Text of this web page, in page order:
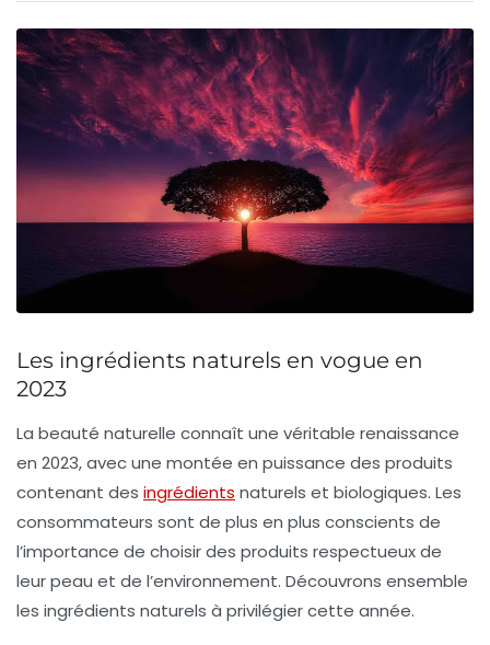
Les ingrédients naturels en vogue en
2023
La beauté naturelle connaît une véritable renaissance
en 2023, avec une montée en puissance des produits
contenant des ingrédients naturels et biologiques. Les
consommateurs sont de plus en plus conscients de
l’importance de choisir des produits respectueux de
leur peau et de l’environnement. Découvrons ensemble
les ingrédients naturels à privilégier cette année.